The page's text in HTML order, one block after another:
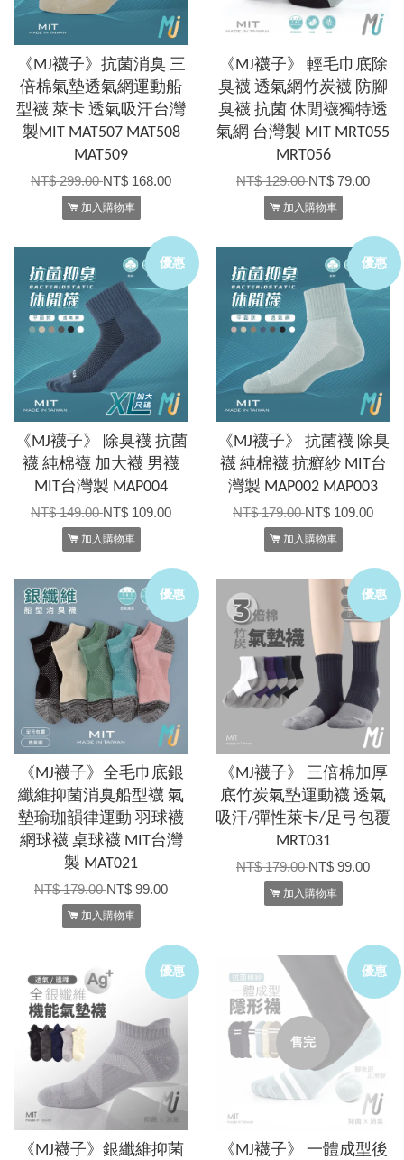
《MJ襪子》抗菌消臭 三
倍棉氣墊透氣網運動船
型襪 萊卡 透氣吸汗台灣
製MIT MAT507 MAT508
MAT509
NT$ 299.00NT$ 168.00
加入購物車
《MJ襪子》 輕毛巾底除
臭襪 透氣網竹炭襪 防腳
臭襪 抗菌 休閒襪獨特透
氣網 台灣製 MIT MRT055
MRT056
NT$ 129.00NT$ 79.00
加入購物車
優惠
《MJ襪子》 除臭襪 抗菌
襪 純棉襪 加大襪 男襪
MIT台灣製 MAP004
NT$ 149.00NT$ 109.00
加入購物車
優惠
《MJ襪子》 抗菌襪 除臭
襪 純棉襪 抗癬紗 MIT台
灣製 MAP002 MAP003
NT$ 179.00NT$ 109.00
加入購物車
優惠
《MJ襪子》全毛巾底銀
纖維抑菌消臭船型襪 氣
墊瑜珈韻律運動 羽球襪
網球襪 桌球襪 MIT台灣
製 MAT021
NT$ 179.00NT$ 99.00
加入購物車
優惠
《MJ襪子》 三倍棉加厚
底竹炭氣墊運動襪 透氣
吸汗/彈性萊卡/足弓包覆
MRT031
NT$ 179.00NT$ 99.00
加入購物車
優惠
《MJ襪子》銀纖維抑菌
優惠
售完
《MJ襪子》 一體成型後